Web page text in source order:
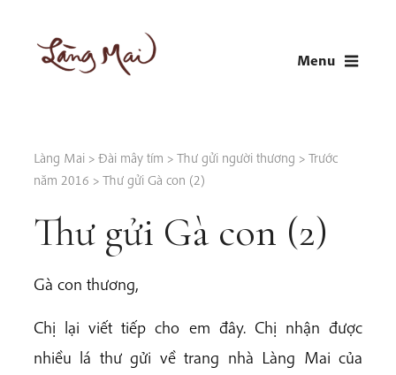
content
Menu
Làng Mai > Đài mây tím > Thư gửi người thương > Trước
năm 2016 > Thư gửi Gà con (2)
Thư gửi Gà con (2)
Gà con thương,
Chị lại viết tiếp cho em đây. Chị nhận được
nhiều lá thư gửi về trang nhà Làng Mai của